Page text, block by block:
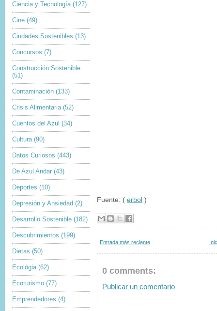
Ciencia y Tecnología (127)
Cine (49)
Ciudades Sostenibles (13)
Concursos (7)
Construcción Sostenible
(51)
Contaminación (133)
Crisis Alimentaria (52)
Cuentos del Azul (34)
Cultura (90)
Datos Curiosos (443)
De Azul Andar (43)
Deportes (10)
Depresión y Ansiedad (2)
Desarrollo Sostenible (182)
Descubrimientos (199)
Dietas (50)
Ecológia (62)
Ecoturismo (77)
Emprendedores (4)
Fuente: ( erbol )
Entrada más reciente
0 comments:
Publicar un comentario